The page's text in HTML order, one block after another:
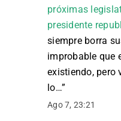
próximas
presidente
siempre borra
improbable que
existiendo, pero
lo…”
Ago 7, 23:21